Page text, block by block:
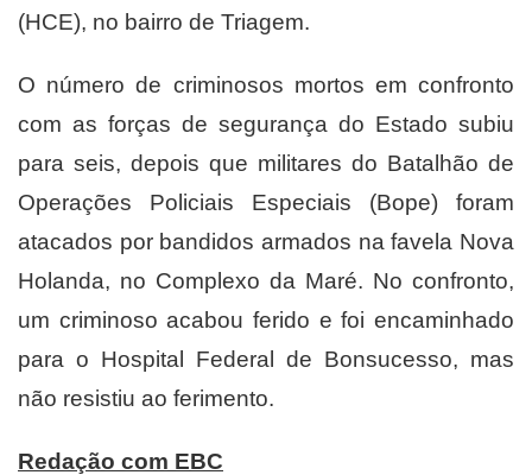
(HCE), no bairro de Triagem.
O número de criminosos mortos em confronto
com as forças de segurança do Estado subiu
para seis, depois que militares do Batalhão de
Operações Policiais Especiais (Bope) foram
atacados por bandidos armados na favela Nova
Holanda, no Complexo da Maré. No confronto,
um criminoso acabou ferido e foi encaminhado
para o Hospital Federal de Bonsucesso, mas
não resistiu ao ferimento.
Redação com EBC